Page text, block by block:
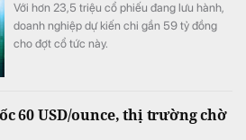
Với hơn 23,5 triệu cổ phiếu đang lưu hành,
doanh nghiệp dự kiến chi gần 59 tỷ đồng
cho đợt cổ tức này.
60 USD/ounce, thị trường chờ